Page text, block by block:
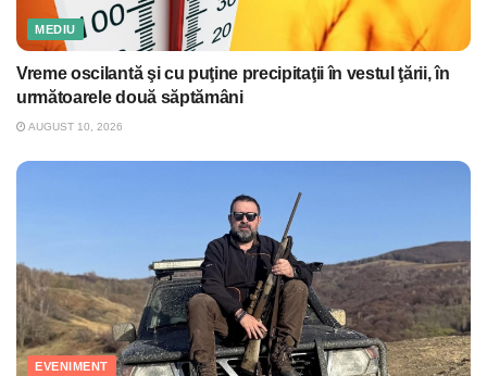
MEDIU
Vreme oscilantă şi cu puţine precipitaţii în vestul ţării, în
următoarele două săptămâni
AUGUST 10, 2026
EVENIMENT